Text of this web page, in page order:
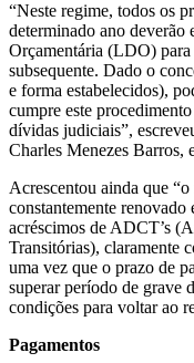
“Neste regime, todos os
determinado ano deverão
Orçamentária (LDO)
subsequente. Dado o
e forma estabelecidos),
cumpre este
dívidas judiciais”,
Charles Menezes Barros,
Acrescentou ainda que
constantemente renovado
acréscimos de ADCT’s
Transitórias), claramente
uma vez que o prazo de
superar período de grave
condições para voltar ao
Pagamentos